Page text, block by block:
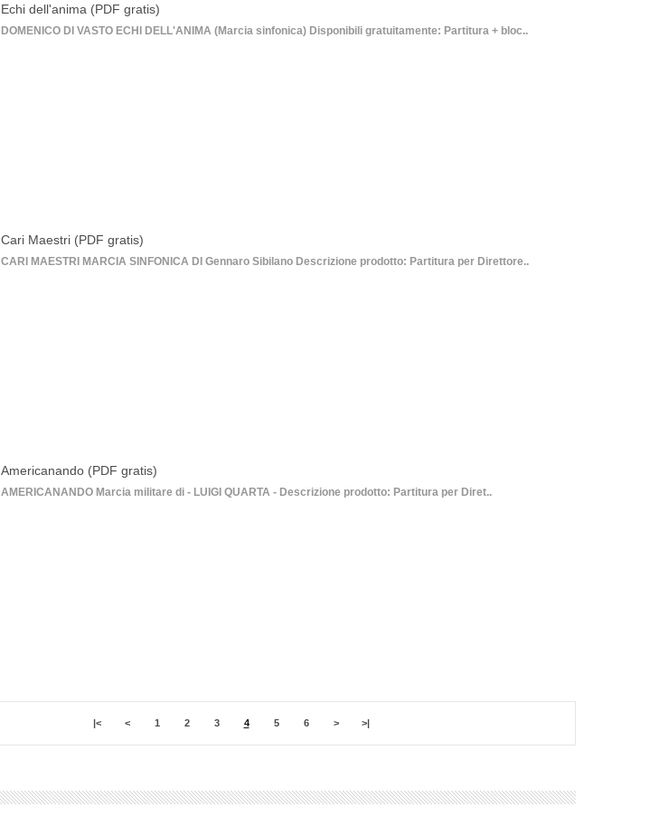
Echi dell'anima (PDF gratis)
DOMENICO DI VASTO ECHI DELL'ANIMA (Marcia sinfonica) Disponibili gratuitamente: Partitura + bloc..
Cari Maestri (PDF gratis)
CARI MAESTRI MARCIA SINFONICA DI Gennaro Sibilano Descrizione prodotto: Partitura per Direttore..
Americanando (PDF gratis)
AMERICANANDO Marcia militare di - LUIGI QUARTA - Descrizione prodotto: Partitura per Diret..
|< < 1 2 3 4 5 6 > >|